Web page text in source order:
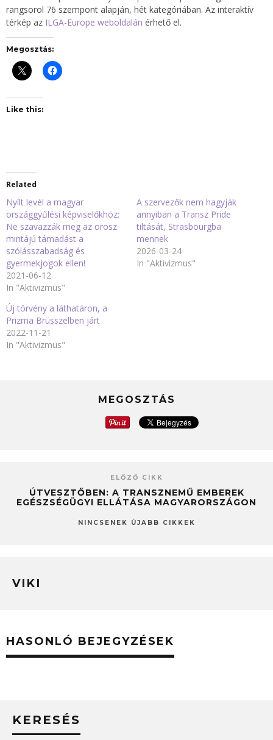
rangsorol 76 szempont alapján, hét kategóriában. Az interaktív
térkép az ILGA-Europe weboldalán érhető el.
Megosztás:
Like this:
Related
Nyílt levél a magyar
országgyűlési képviselőkhöz:
Ne szavazzák meg az orosz
mintájú támadást a
szólásszabadság és
gyermekjogok ellen!
2021-06-12
In "Aktivizmus"
A szervezők nem hagyják
annyiban a Transz Pride
tiltását, Strasbourgba
mennek
2026-03-24
In "Aktivizmus"
Új törvény a láthatáron, a
Prizma Brüsszelben járt
2022-11-21
In "Aktivizmus"
MEGOSZTÁS
ELŐZŐ CIKK
ÚTVESZTŐBEN: A TRANSZNEMŰ EMBEREK
EGÉSZSÉGÜGYI ELLÁTÁSA MAGYARORSZÁGON
NINCSENEK ÚJABB CIKKEK
VIKI
HASONLÓ BEJEGYZÉSEK
KERESÉS